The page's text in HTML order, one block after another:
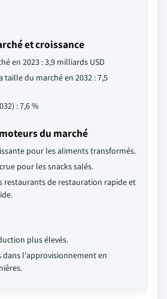
et croissance
en 2023 : 3,9 milliards USD
taille du marché en 2032 : 7,5
: 7,6 %
du marché
pour les aliments transformés.
pour les snacks salés.
restaurants de restauration rapide et
plus élevés.
dans l'approvisionnement en